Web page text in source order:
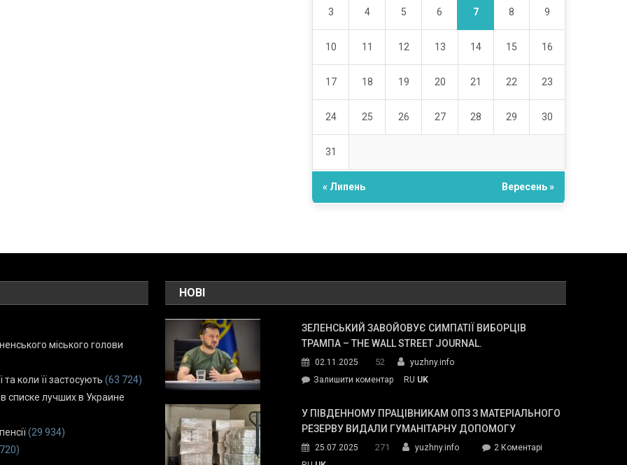
3 4 5 6 7 8 9
10 11 12 13 14 15 16
17 18 19 20 21 22 23
24 25 26 27 28 29 30
31
« Липень Вересень »
міського голови
коли її застосують (63 724)
списке лучших в Украине
(29 934)
НОВІ
ЗЕЛЕНСЬКИЙ ЗАВОЙОВУЄ СИМПАТІЇ ВИБОРЦІВ
ТРАМПА – THE WALL STREET JOURNAL.
02.11.2025 52
yuzhny.info
Залишити коментарon
завойовує
симпатії
Трампа
RU UK
У ПІВДЕННОМУ ПРАЦІВНИКАМ ОПЗ З МАТЕРІАЛЬНОГО
РЕЗЕРВУ ВИДАЛИ ГУМАНІТАРНУ ДОПОМОГУ
25.07.2025 271 yuzhny.info 2 Коментарідо